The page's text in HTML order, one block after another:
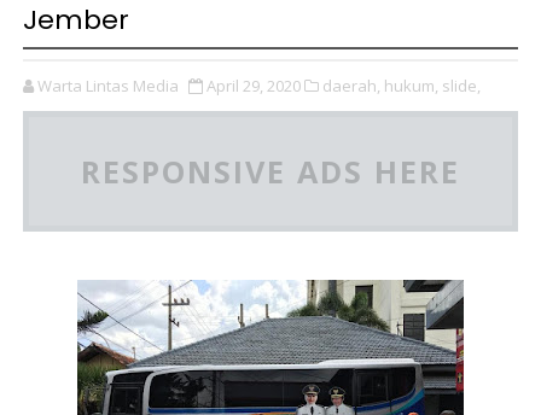
Jember
Warta Lintas Media April 29, 2020 daerah, hukum, slide,
RESPONSIVE ADS HERE